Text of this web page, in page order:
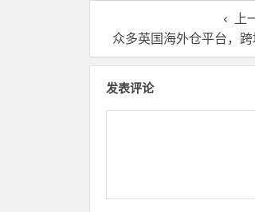
上
众多英国海外仓平台，跨
发表评论